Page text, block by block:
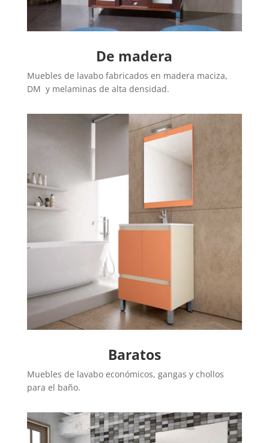
De madera
Muebles de lavabo fabricados en madera maciza,
DM y melaminas de alta densidad.
Baratos
Muebles de lavabo económicos, gangas y chollos
para el baño.